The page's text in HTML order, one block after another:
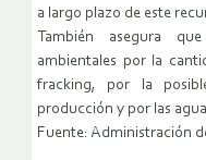
a largo plazo de este
También asegura
ambientales por la
fracking, por la
producción y por las
Fuente: Administración